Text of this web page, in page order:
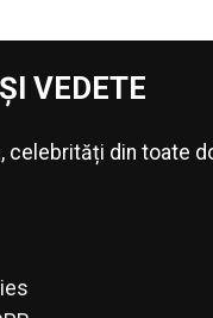
VEDETE
celebrități din toate